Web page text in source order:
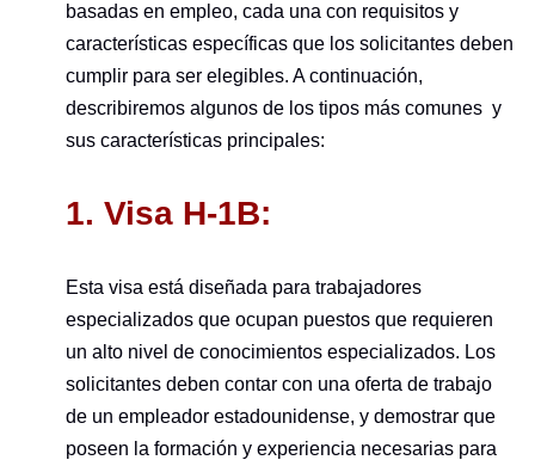
basadas en empleo, cada una con requisitos y
características específicas que los solicitantes deben
cumplir para ser elegibles. A continuación,
describiremos algunos de los tipos más comunes y
sus características principales:
1. Visa H-1B:
Esta visa está diseñada para trabajadores
especializados que ocupan puestos que requieren
un alto nivel de conocimientos especializados. Los
solicitantes deben contar con una oferta de trabajo
de un empleador estadounidense, y demostrar que
poseen la formación y experiencia necesarias para